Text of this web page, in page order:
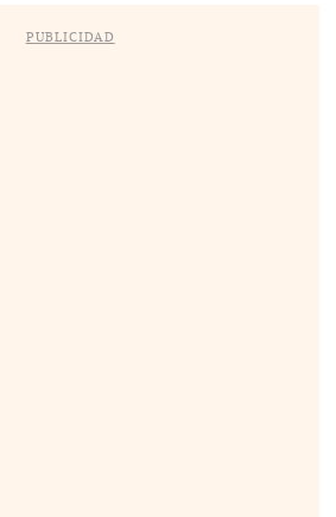
PUBLICIDAD